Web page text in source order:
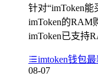
针对“imToken
imToken的RAM
imToken已支持
imtoken钱包
08-07